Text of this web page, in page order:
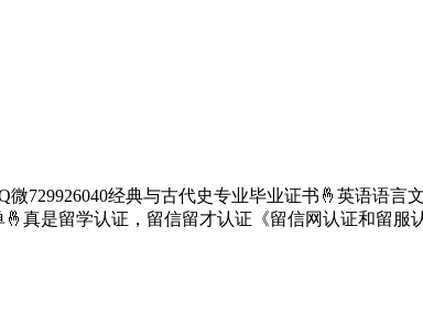
729926040经典与古代史专业毕业证书🤞英语语言
真是留学认证，留信留才认证《留信网认证和留服